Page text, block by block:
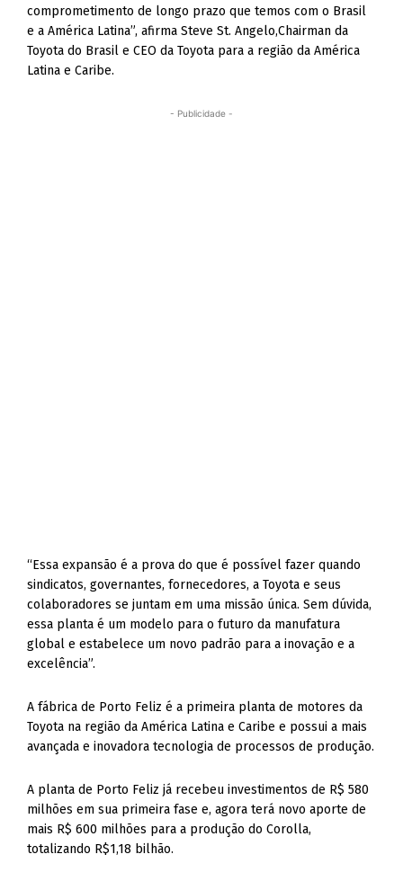
comprometimento de longo prazo que temos com o Brasil
e a América Latina”, afirma Steve St. Angelo,Chairman da
Toyota do Brasil e CEO da Toyota para a região da América
Latina e Caribe.
- Publicidade -
“Essa expansão é a prova do que é possível fazer quando
sindicatos, governantes, fornecedores, a Toyota e seus
colaboradores se juntam em uma missão única. Sem dúvida,
essa planta é um modelo para o futuro da manufatura
global e estabelece um novo padrão para a inovação e a
excelência”.
A fábrica de Porto Feliz é a primeira planta de motores da
Toyota na região da América Latina e Caribe e possui a mais
avançada e inovadora tecnologia de processos de produção.
A planta de Porto Feliz já recebeu investimentos de R$ 580
milhões em sua primeira fase e, agora terá novo aporte de
mais R$ 600 milhões para a produção do Corolla,
totalizando R$1,18 bilhão.